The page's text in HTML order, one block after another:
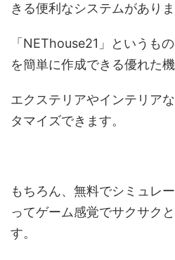
きる便利なシステムがありま
「NEThouse21」というも
を簡単に作成できる優れた
エクステリアやインテリア
タマイズできます。
もちろん、無料でシミュレ
ってゲーム感覚でサクサク
す。